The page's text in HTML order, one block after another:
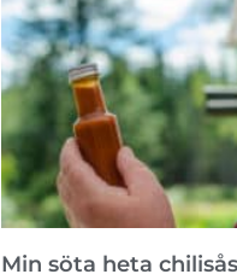
Min söta heta chilisås